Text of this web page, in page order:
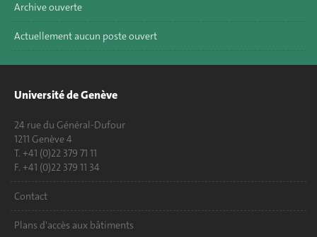
Archive ouverte
Actuellement aucun poste ouvert
Université de Genève
24 rue du Général-Dufour
1211 Genève 4
T. +41 (0)22 379 71 11
F. +41 (0)22 379 11 34
Contact
Plans d'accès aux bâtiments